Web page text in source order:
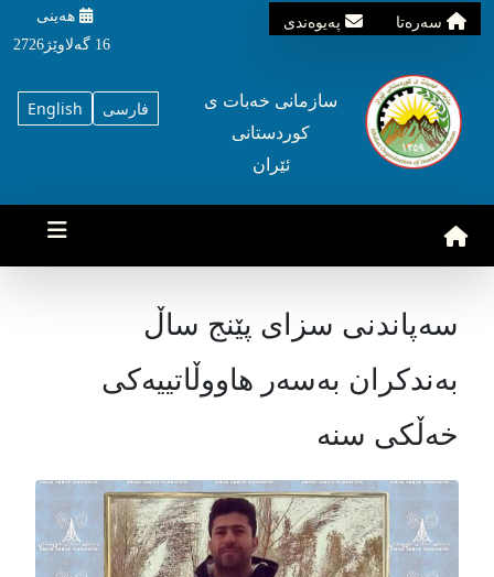
سه‌ره‌تا په‌یوه‌ندی
هه‌ینی
16 گه‌لاوێژ2726
English فارسی
سازمانی خه‌بات ی
کوردستانی
ئێران
سەپاندنی سزای پێنج ساڵ
بەندکران بەسەر هاووڵاتییەكی
خەڵکی سنە